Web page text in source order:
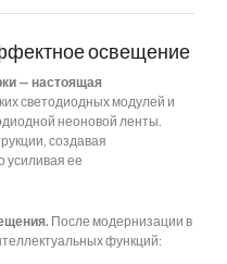
освещение
— настоящая
светодиодных модулей и
неоновой ленты.
создавая
усиливая ее
После модернизации в
функций: